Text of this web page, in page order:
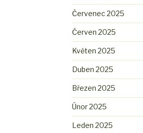
Červenec 2025
Červen 2025
Květen 2025
Duben 2025
Březen 2025
Únor 2025
Leden 2025